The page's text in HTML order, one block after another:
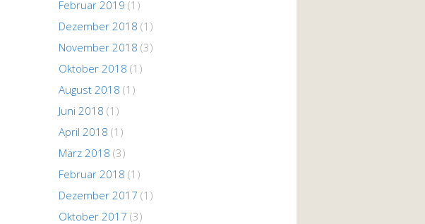
Februar 2019 (1)
Dezember 2018 (1)
November 2018 (3)
Oktober 2018 (1)
August 2018 (1)
Juni 2018 (1)
April 2018 (1)
März 2018 (3)
Februar 2018 (1)
Dezember 2017 (1)
Oktober 2017 (3)